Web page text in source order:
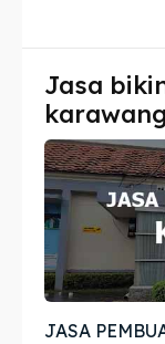
Imta
Legalisir
Apostille
Penerjemah
Asuransi
Imta
Legalisir
Apostille
Penerjemah
Asuransi
Jasa
karawang
JASA